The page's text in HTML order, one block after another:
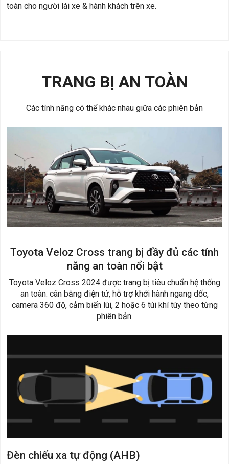
toàn cho người lái xe & hành khách trên xe.
TRANG BỊ AN TOÀN
​Các tính năng có thể khác nhau giữa các phiên bản
Toyota Veloz Cross trang bị đầy đủ các tính
năng an toàn nổi bật
Toyota Veloz Cross 2024 được trang bị tiêu chuẩn hệ thống
an toàn: cân bằng điện tử, hỗ trợ khởi hành ngang dốc,
camera 360 độ, cảm biến lùi, 2 hoặc 6 túi khí tùy theo từng
phiên bản.
Đèn chiếu xa tự động (AHB)